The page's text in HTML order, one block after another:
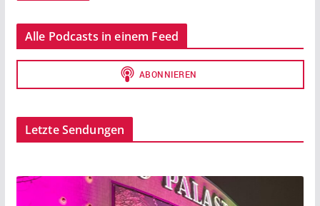
Alle Podcasts in einem Feed
Letzte Sendungen